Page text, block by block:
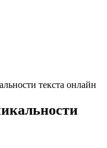
текста онлайн